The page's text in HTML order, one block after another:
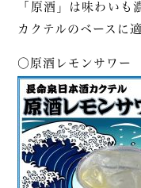
「原酒」は味わいも
カクテルのベースに
〇原酒レモンサワー